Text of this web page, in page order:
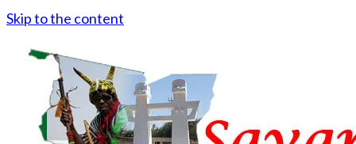
Skip to the content